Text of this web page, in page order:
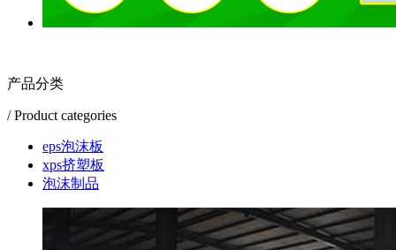
产品分类
/ Product categories
eps泡沫板
xps挤塑板
泡沫制品